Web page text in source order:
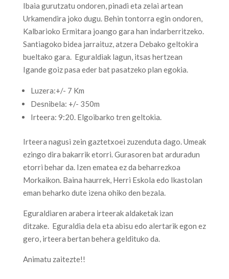
Ibaia gurutzatu ondoren, pinadi eta zelai artean
Urkamendira joko dugu. Behin tontorra egin ondoren,
Kalbarioko Ermitara joango gara han indarberritzeko.
Santiagoko bidea jarraituz, atzera Debako geltokira
bueltako gara. Eguraldiak lagun, itsas hertzean
Igande goiz pasa eder bat pasatzeko plan egokia.
Luzera:+/- 7 Km
Desnibela: +/- 350m
Irteera: 9:20. Elgoibarko tren geltokia.
Irteera nagusi zein gaztetxoei zuzenduta dago. Umeak
ezingo dira bakarrik etorri. Gurasoren bat arduradun
etorri behar da. Izen ematea ez da beharrezkoa
Morkaikon. Baina haurrek, Herri Eskola edo Ikastolan
eman beharko dute izena ohiko den bezala.
Eguraldiaren arabera irteerak aldaketak izan
ditzake. Eguraldia dela eta abisu edo alertarik egon ez
gero, irteera bertan behera geldituko da.
Animatu zaitezte!!